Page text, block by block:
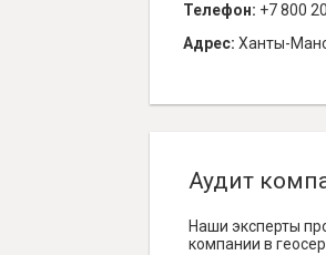
Телефон: +7 800
Адрес: Ханты-
Аудит
Наши эксперты
компании в